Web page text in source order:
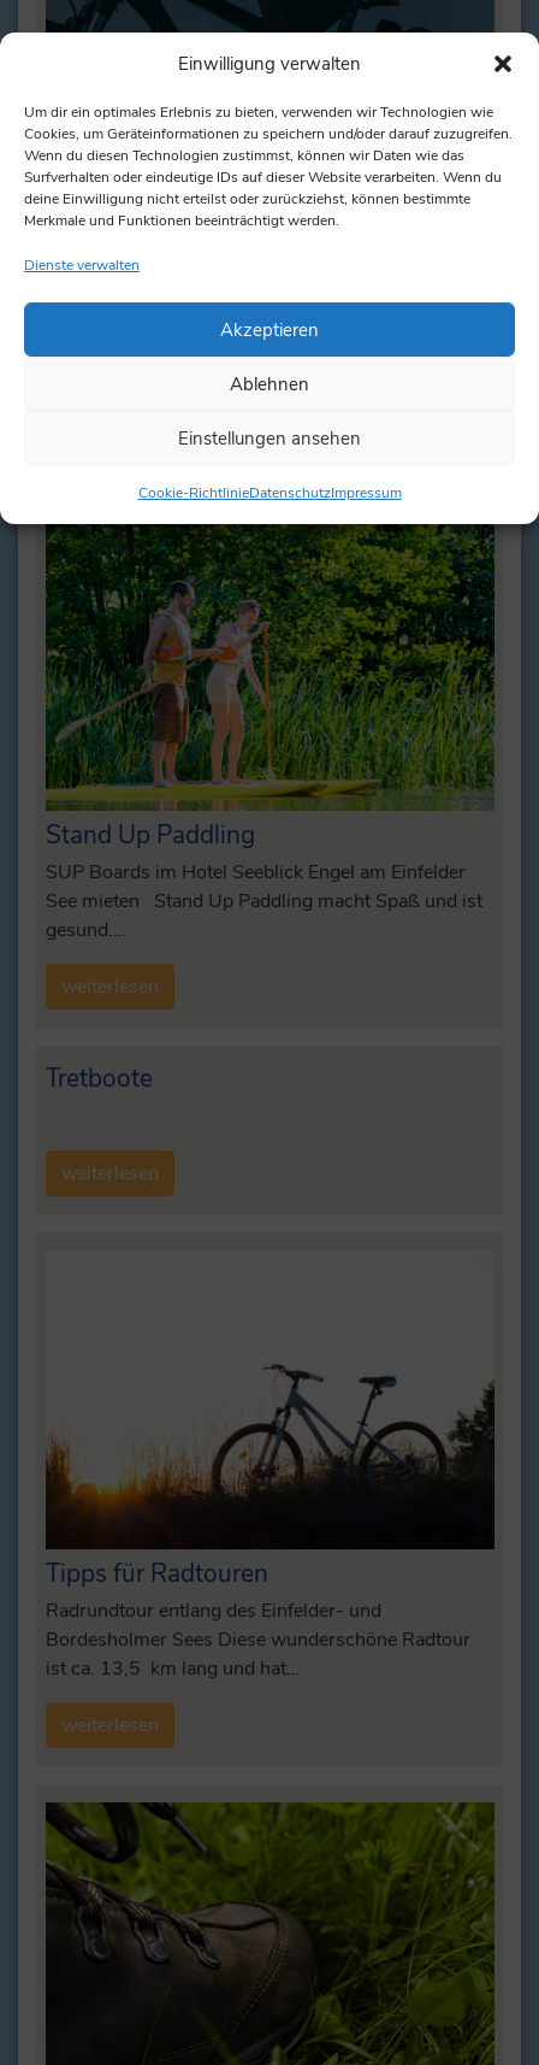
Einwilligung verwalten
Um dir ein optimales Erlebnis zu bieten, verwenden wir Technologien wie
Cookies, um Geräteinformationen zu speichern und/oder darauf zuzugreifen.
Wenn du diesen Technologien zustimmst, können wir Daten wie das
Surfverhalten oder eindeutige IDs auf dieser Website verarbeiten. Wenn du
deine Einwilligung nicht erteilst oder zurückziehst, können bestimmte
Merkmale und Funktionen beeinträchtigt werden.
Dienste verwalten
Akzeptieren
Ablehnen
Einstellungen ansehen
Cookie-RichtlinieDatenschutzImpressum
Pumptrack in Mühbrook
Nur ca. 500 Meter vom Hotel Seeblick Engel entsteht
eine Pumptrack. Eine Pumptrack ist eine asphaltierte
Stand Up Paddling
SUP Boards im Hotel Seeblick Engel am Einfelder
See mieten Stand Up Paddling macht Spaß und ist
gesund.…
weiterlesen
Tretboote
weiterlesen
Tipps für Radtouren
Radrundtour entlang des Einfelder- und
Bordesholmer Sees Diese wunderschöne Radtour
ist ca. 13,5 km lang und hat…
weiterlesen